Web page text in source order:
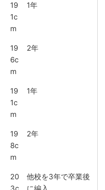
19
1c
m
1年
19
6c
m
2年
19
1c
m
1年
19
8c
m
2年
20
他校を3年で卒業後